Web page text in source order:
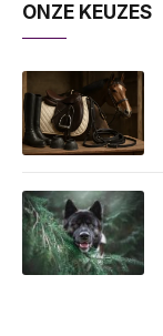
ONZE KEUZES